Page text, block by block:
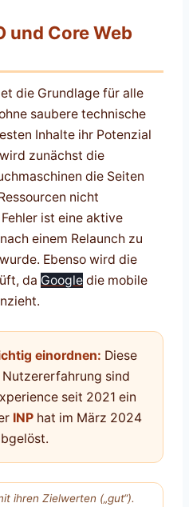
und Core Web
die Grundlage für alle
saubere technische
Inhalte ihr Potenzial
zunächst die
die Seiten
nicht
ist eine aktive
einem Relaunch zu
Ebenso wird die
da Google die mobile
einordnen: Diese
sind
seit 2021 ein
INPhat im März 2024
ihren Zielwerten („gut“).